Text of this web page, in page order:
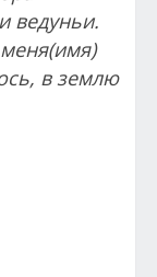
ведуньи.
в землю